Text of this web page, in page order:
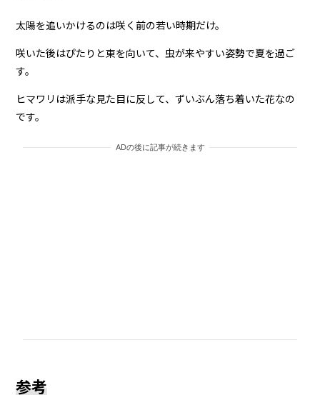
太陽を追いかけるのは咲く前の若い時期だけ。
咲いた後はぴたりと東を向いて、虫が来やすい姿勢で夏を過ご
す。
ヒマワリは派手な見た目に反して、ずいぶん落ち着いた花なの
です。
ADの後に記事が続きます
参考